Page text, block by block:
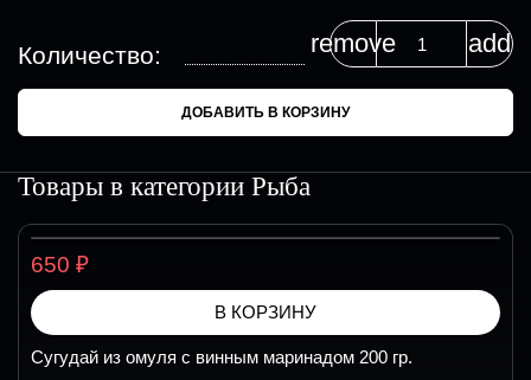
Количество: remove add
ДОБАВИТЬ В КОРЗИНУ
Товары в категории Рыба
650 ₽
В КОРЗИНУ
Сугудай из омуля с винным маринадом 200 гр.